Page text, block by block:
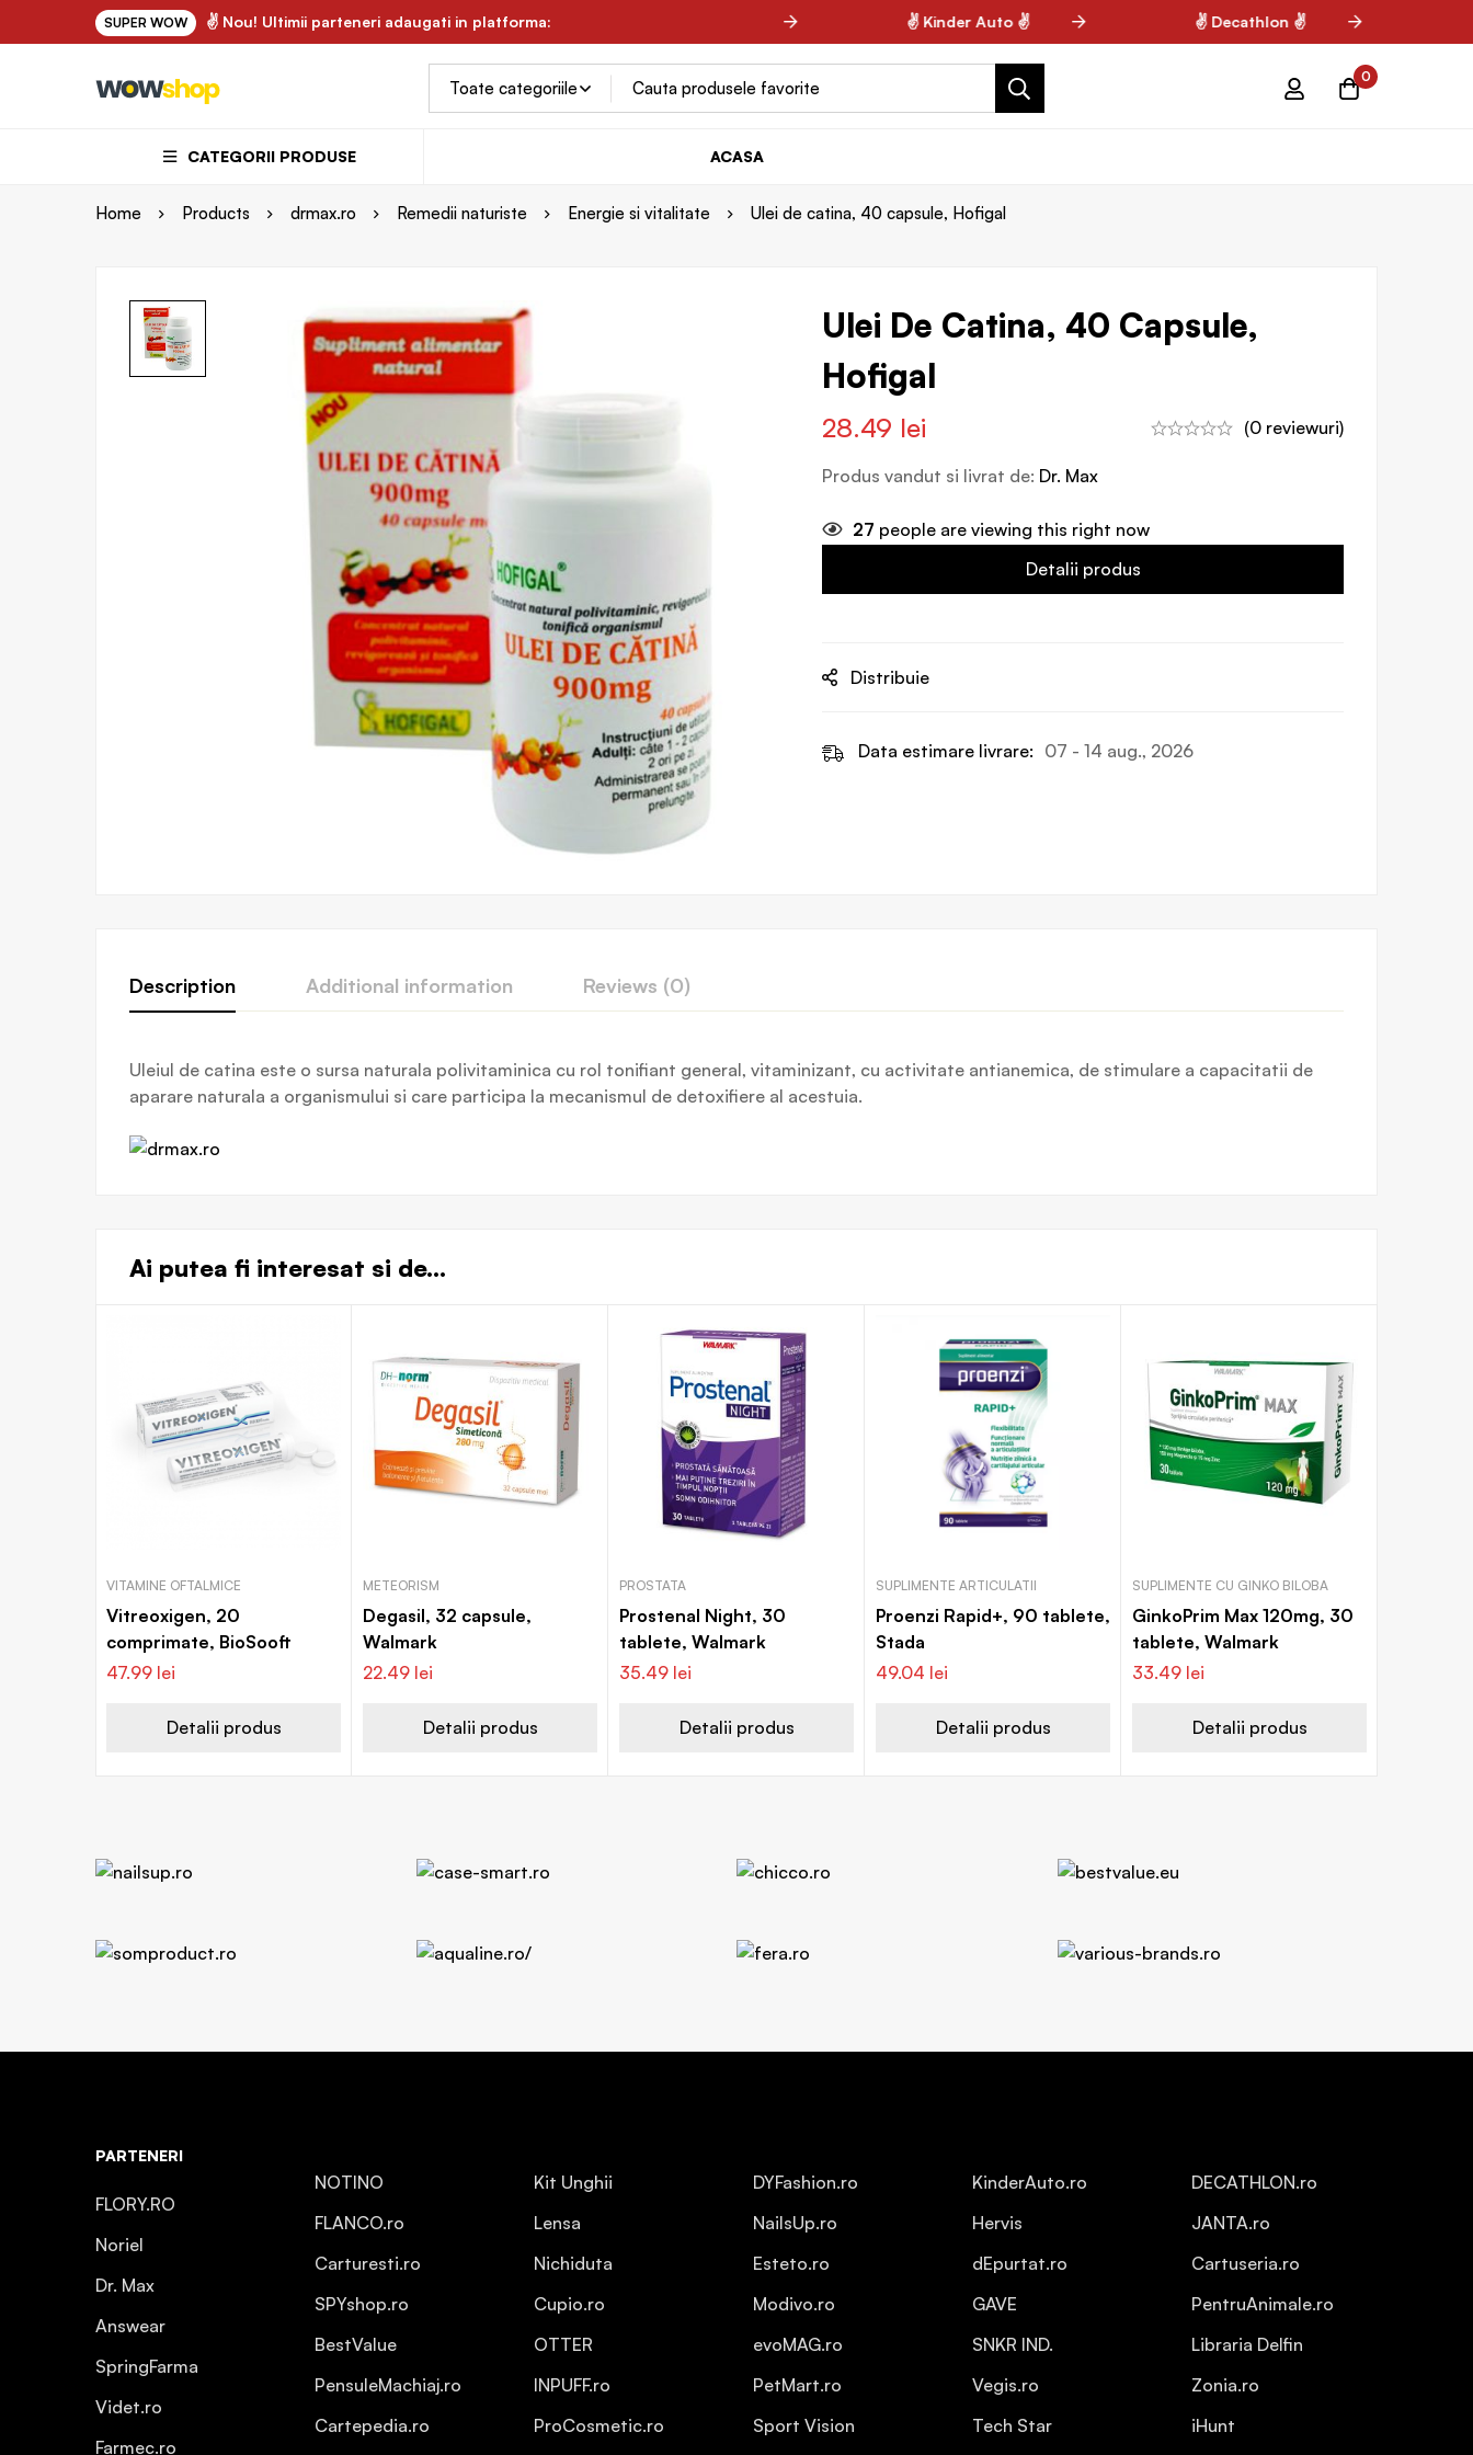
SUPER WOW ✌ Nou! Ultimii parteneri adaugati in platforma:
- uleiuri vegetale si ape florale bio 100% naturale ✌ ✌ Kinder Auto ✌ ✌ Decathlon ✌
0
CATEGORII PRODUSE ACASA
Home Products drmax.ro Remedii naturiste Energie si vitalitate Ulei de catina, 40 capsule, Hofigal
Ulei De Catina, 40 Capsule,
Hofigal
28.49 lei (0 reviewuri)
Produs vandut si livrat de: Dr. Max
27 people are viewing this right now
Detalii produs
Distribuie
Data estimare livrare: 07 - 14 aug., 2026
Description Additional information Reviews (0)
Uleiul de catina este o sursa naturala polivitaminica cu rol tonifiant general, vitaminizant, cu activitate antianemica, de stimulare a capacitatii de
aparare naturala a organismului si care participa la mecanismul de detoxifiere al acestuia.
Ai putea fi interesat si de...
VITAMINE OFTALMICE
Vitreoxigen, 20
comprimate, BioSooft
47.99 lei
Detalii produs
METEORISM
Degasil, 32 capsule,
Walmark
22.49 lei
Detalii produs
PROSTATA
Prostenal Night, 30
tablete, Walmark
35.49 lei
Detalii produs
SUPLIMENTE ARTICULATII
Proenzi Rapid+, 90 tablete,
Stada
49.04 lei
Detalii produs
SUPLIMENTE CU GINKO BILOBA
GinkoPrim Max 120mg, 30
tablete, Walmark
33.49 lei
Detalii produs
PARTENERI
FLORY.RO
Noriel
Dr. Max
Answear
SpringFarma
Videt.ro
Farmec.ro
NOTINO
FLANCO.ro
Carturesti.ro
SPYshop.ro
BestValue
PensuleMachiaj.ro
Cartepedia.ro
Kit Unghii
Lensa
Nichiduta
Cupio.ro
OTTER
INPUFF.ro
ProCosmetic.ro
DYFashion.ro
NailsUp.ro
Esteto.ro
Modivo.ro
evoMAG.ro
PetMart.ro
Sport Vision
KinderAuto.ro
Hervis
dEpurtat.ro
GAVE
SNKR IND.
Vegis.ro
Tech Star
DECATHLON.ro
JANTA.ro
Cartuseria.ro
PentruAnimale.ro
Libraria Delfin
Zonia.ro
iHunt